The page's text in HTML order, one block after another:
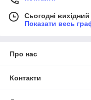
Сьогодні вихідний
Показати весь
Про нас
Контакти